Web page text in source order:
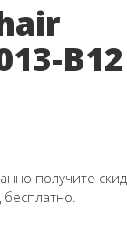
B12
получите